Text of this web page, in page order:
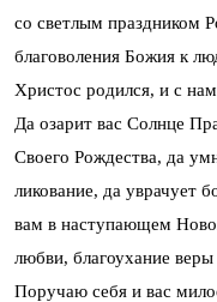
со светлым праздником
благоволения Божия к
Христос родился, и с
Да озарит вас Солнце
Своего Рождества, да
ликование, да уврачует
вам в наступающем
любви, благоухание
Поручаю себя и вас